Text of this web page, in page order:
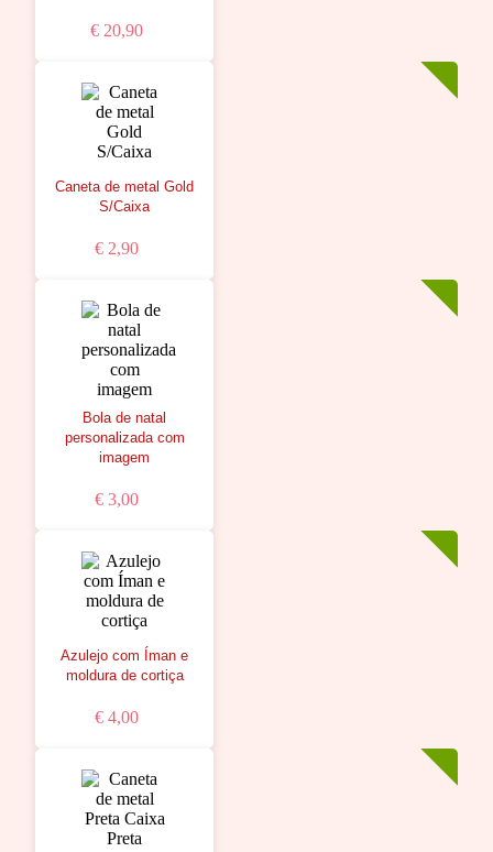
€ 20,90
Caneta de metal Gold
S/Caixa
€ 2,90
Bola de natal
personalizada com
imagem
€ 3,00
Azulejo com Íman e
moldura de cortiça
€ 4,00